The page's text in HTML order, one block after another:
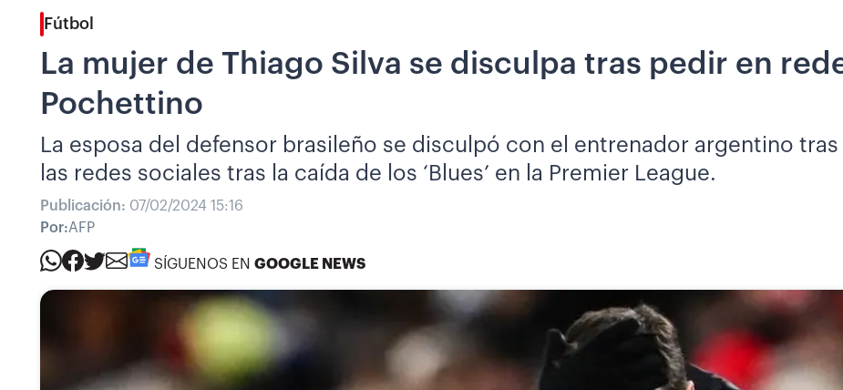
Fútbol
La mujer de Thiago Silva se disculpa tras pedir en
Pochettino
La esposa del defensor brasileño se disculpó con el entrenador argentino
las redes sociales tras la caída de los ‘Blues’ en la Premier League.
Publicación: 07/02/2024 15:16
Por:AFP
SÍGUENOS EN GOOGLE NEWS